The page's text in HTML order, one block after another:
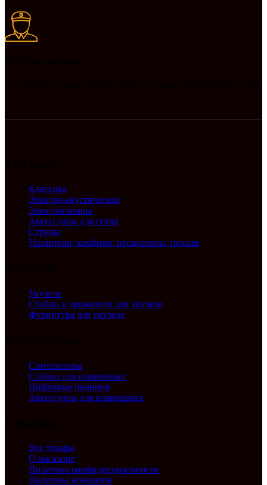
Классика
Электро-акустические
Электрогитары
Аксессуары для гитар
Струны
Усилители, комбики, процессоры, педали
Укулеле
Стойки и держатели для укулеле
Фурнитура для укулеле
Синтезаторы
Стойки для клавишных
Цифровые пианино
Аксессуары для клавишных
Все товары
О магазине
Политика конфиденциальности
Политика возвратов